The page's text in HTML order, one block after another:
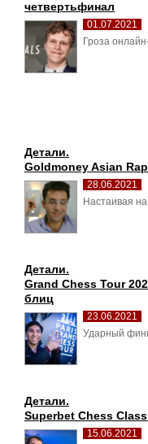
четвертьфинал
01.07.2021
Гроза
Детали.
Goldmoney Asian
28.06.2021
Настаивая
Детали.
Grand Chess Tour
блиц
23.06.2021
Ударный
Детали.
Superbet Chess
15.06.2021